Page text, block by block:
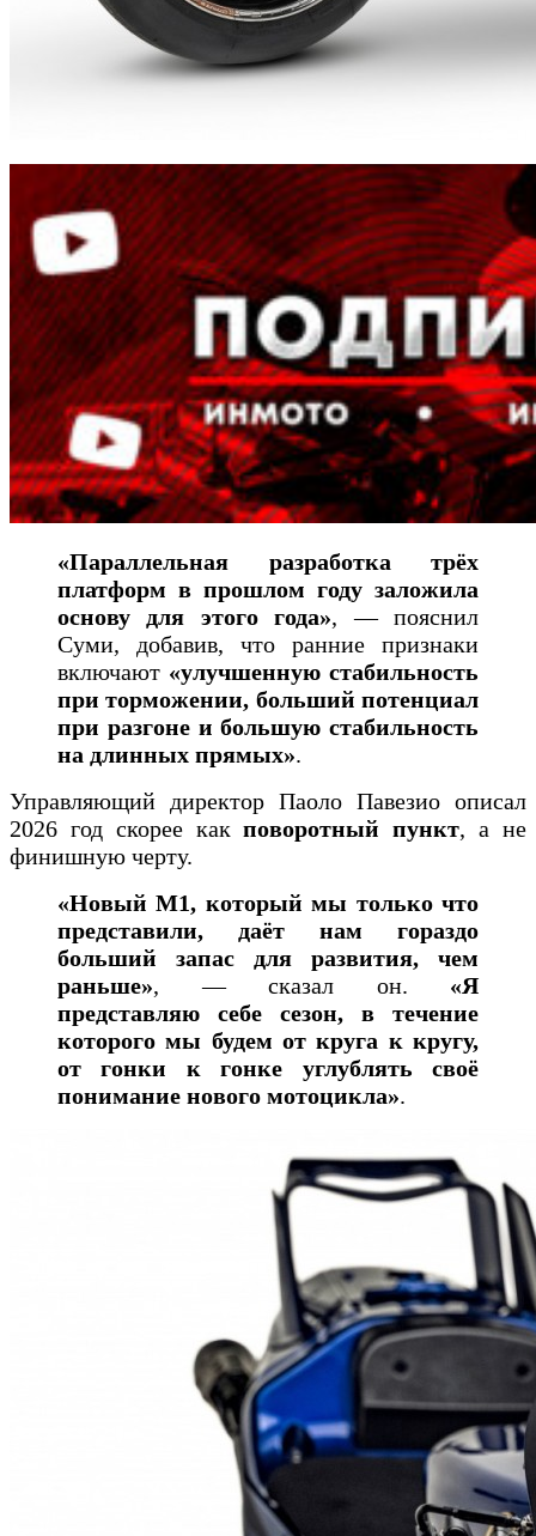
«Параллельная разработка трёх
платформ в прошлом году заложила
основу для этого года», — пояснил
Суми, добавив, что ранние признаки
включают «улучшенную стабильность
при торможении, больший потенциал
при разгоне и большую стабильность
на длинных прямых».
Управляющий директор Паоло Павезио описал
2026 год скорее какповоротный пункт, а не
финишную черту.
«Новый M1, который мы только что
представили, даёт нам гораздо
больший запас для развития, чем
раньше», — сказал он. «Я
представляю себе сезон, в течение
которого мы будем от круга к кругу,
от гонки к гонке углублять своё
понимание нового мотоцикла».